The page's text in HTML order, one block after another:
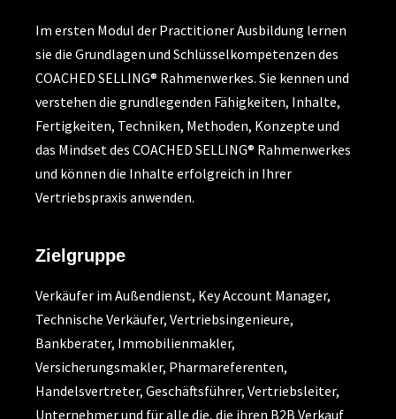
Im ersten Modul der Practitioner Ausbildung lernen
sie die Grundlagen und Schlüsselkompetenzen des
COACHED SELLING® Rahmenwerkes. Sie kennen und
verstehen die grundlegenden Fähigkeiten, Inhalte,
Fertigkeiten, Techniken, Methoden, Konzepte und
das Mindset des COACHED SELLING® Rahmenwerkes
und können die Inhalte erfolgreich in Ihrer
Vertriebspraxis anwenden.
Zielgruppe
Verkäufer im Außendienst, Key Account Manager,
Technische Verkäufer, Vertriebsingenieure,
Bankberater, Immobilienmakler,
Versicherungsmakler, Pharmareferenten,
Handelsvertreter, Geschäftsführer, Vertriebsleiter,
Unternehmer und für alle die, die ihren B2B Verkauf